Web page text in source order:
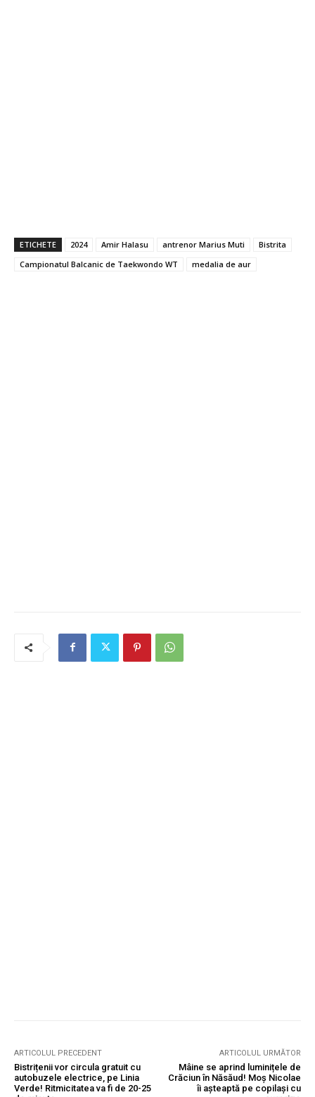
ETICHETE 2024 Amir Halasu antrenor Marius Muti
Bistrita
Campionatul Balcanic de Taekwondo WT
medalia de aur
ARTICOLUL PRECEDENT
Bistrițenii vor circula gratuit cu
autobuzele electrice, pe Linia
Verde! Ritmicitatea va fi de 20-25
ARTICOLUL URMĂTOR
Mâine se aprind luminițele de
Crăciun în Năsăud! Moș Nicolae
îi așteaptă pe copilași cu